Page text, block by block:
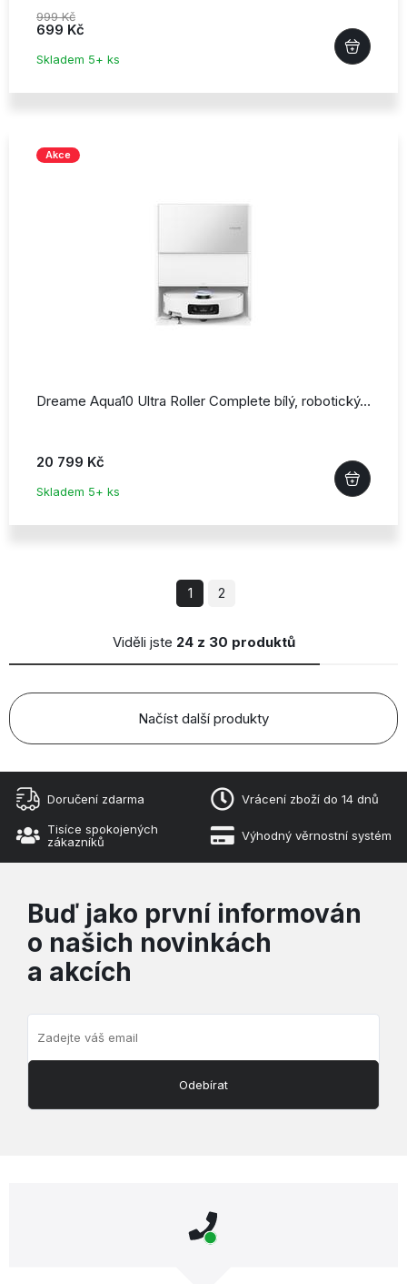
999 Kč
699 Kč
Skladem 5+ ks
Akce
Dreame Aqua10 Ultra Roller Complete bílý, robotický…
20 799 Kč
Skladem 5+ ks
1 2
Viděli jste 24 z 30 produktů
Načíst další produkty
Doručení zdarma Vrácení zboží do 14 dnů
Tisíce spokojených
zákazníků
Výhodný věrnostní systém
Buď jako první informován
o našich novinkách
a akcích
Odebírat